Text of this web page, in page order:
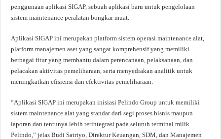
penggunaan aplikasi SIGAP, sebuah aplikasi baru untuk pengelolaan
sistem maintenance peralatan bongkar muat.
Aplikasi SIGAP ini merupakan platform sistem operasi maintenance alat,
platform manajemen aset yang sangat komprehensif yang memiliki
berbagai fitur yang membantu dalam perencanaan, pelaksanaan, dan
pelacakan aktivitas pemeliharaan, serta menyediakan analitik untuk
meningkatkan efisiensi dan efektivitas pemeliharaan.
“Aplikasi SIGAP ini merupakan inisiasi Pelindo Group untuk memiliki
sistem maintenance alat yang standar dari segi proses bisnis maupun
laporan dan tentunya lebih terintegrasi pada seluruh terminal milik
Pelindo,” jelas Budi Satriyo, Direktur Keuangan, SDM, dan Manajemen